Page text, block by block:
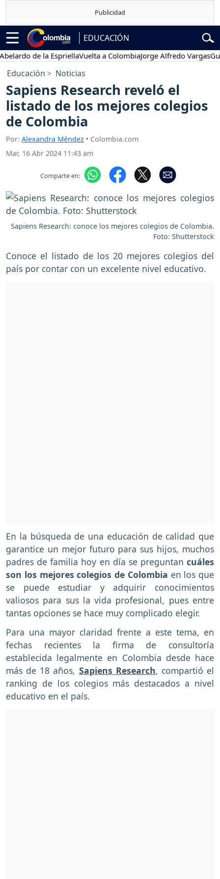
EDUCACIÓN
de la EspriellaVuelta a ColombiaJorge Alfredo Vargas
Educación Noticias
Sapiens Research reveló el
listado de los mejores colegios
de Colombia
Por: Alexandra Méndez • Colombia.com
Mar, 16 Abr 2024 11:43 am
Comparte en:
Sapiens Research: conoce los mejores colegios de Colombia.
Foto: Shutterstock
Conoce el listado de los 20 mejores colegios del
país por contar con un excelente nivel educativo.
En la búsqueda de una educación de calidad que
garantice un mejor futuro para sus hijos, muchos
padres de familia hoy en día se preguntan cuáles
son los mejores colegios de Colombia en los que
se puede estudiar y adquirir conocimientos
valiosos para sus la vida profesional, pues entre
tantas opciones se hace muy complicado elegir.
Para una mayor claridad frente a este tema, en
fechas recientes la firma de consultoría
establecida legalmente en Colombia desde hace
más de 18 años, Sapiens Research, compartió el
ranking de los colegios más destacados a nivel
educativo en el país.